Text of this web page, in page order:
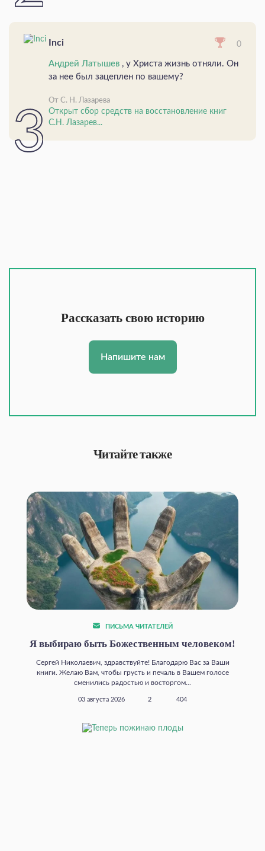
Inci 0
Андрей Латышев , у Христа жизнь отняли. Он
за нее был зацеплен по вашему?
От С. Н. Лазарева
Открыт сбор средств на восстановление книг
С.Н. Лазарев...
Рассказать свою историю
Напишите нам
Читайте также
ПИСЬМА ЧИТАТЕЛЕЙ
Я выбираю быть Божественным человеком!
Сергей Николаевич, здравствуйте! Благодарю Вас за Ваши
книги. Желаю Вам, чтобы грусть и печаль в Вашем голосе
сменились радостью и восторгом...
03 августа 2026 2 404